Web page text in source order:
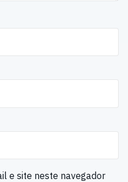
e site neste navegador